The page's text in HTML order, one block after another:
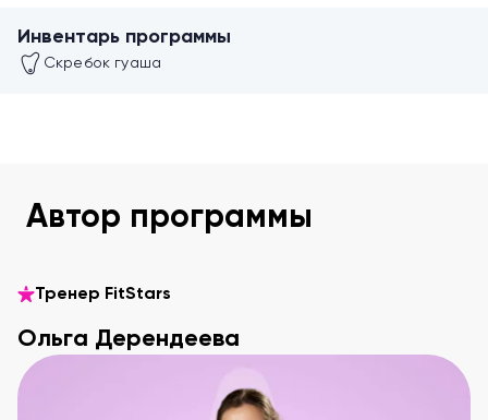
Инвентарь программы
Скребок гуаша
Автор программы
Тренер FitStars
Ольга Дерендеева